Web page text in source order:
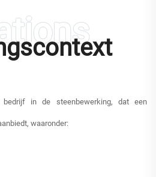
in de steenbewerking, dat een
waaronder: